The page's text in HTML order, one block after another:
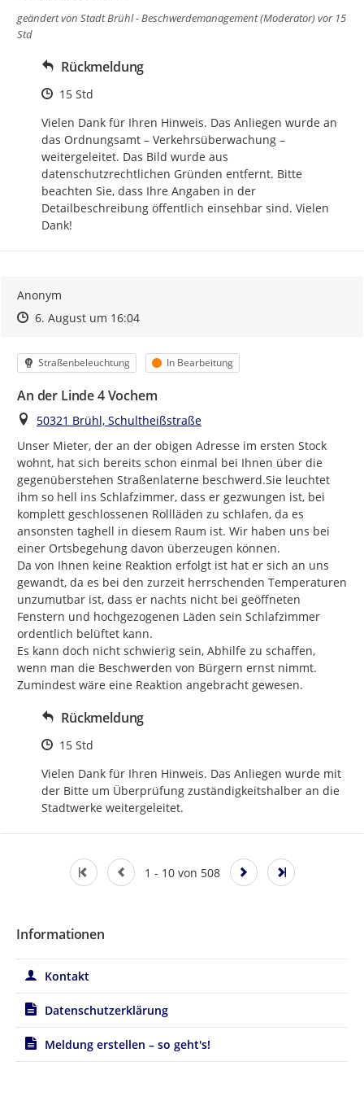
geändert von Stadt Brühl - Beschwerdemanagement (Moderator)vor 15
Std
Rückmeldung
Zeitpunkt des Erstellens
15 Std
Vielen Dank für Ihren Hinweis. Das Anliegen wurde an
das Ordnungsamt – Verkehrsüberwachung –
weitergeleitet. Das Bild wurde aus
datenschutzrechtlichen Gründen entfernt. Bitte
beachten Sie, dass Ihre Angaben in der
Detailbeschreibung öffentlich einsehbar sind. Vielen
Dank!
Anonym
Zeitpunkt des Erstellens
Zeitpunkt des Erstellens
6. August um 16:04Zur Äußerung
Kategorie
Straßenbeleuchtung Status
In Bearbeitung
An der Linde 4 Vochem
Ort
50321 Brühl, Schultheißstraße
Unser Mieter, der an der obigen Adresse im ersten Stock
wohnt, hat sich bereits schon einmal bei Ihnen über die
gegenüberstehen Straßenlaterne beschwerd.Sie leuchtet
ihm so hell ins Schlafzimmer, dass er gezwungen ist, bei
komplett geschlossenen Rollläden zu schlafen, da es
ansonsten taghell in diesem Raum ist. Wir haben uns bei
einer Ortsbegehung davon überzeugen können.
Da von Ihnen keine Reaktion erfolgt ist hat er sich an uns
gewandt, da es bei den zurzeit herrschenden Temperaturen
unzumutbar ist, dass er nachts nicht bei geöffneten
Fenstern und hochgezogenen Läden sein Schlafzimmer
ordentlich belüftet kann.
Es kann doch nicht schwierig sein, Abhilfe zu schaffen,
wenn man die Beschwerden von Bürgern ernst nimmt.
Zumindest wäre eine Reaktion angebracht gewesen.
Rückmeldung
Zeitpunkt des Erstellens
15 Std
Vielen Dank für Ihren Hinweis. Das Anliegen wurde mit
der Bitte um Überprüfung zuständigkeitshalber an die
Stadtwerke weitergeleitet.
1 - 10 von 508
Informationen
Kontakt
Datenschutzerklärung
Meldung erstellen – so geht's!